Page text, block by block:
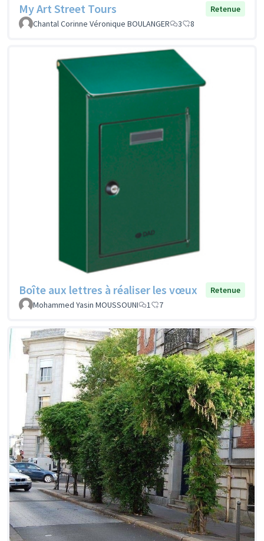
My Art Street Tours
Retenue
Chantal Corinne Véronique BOULANGER
3 8
Boîte aux lettres à réaliser les vœux
Retenue
Mohammed Yasin MOUSSOUNI
1 7